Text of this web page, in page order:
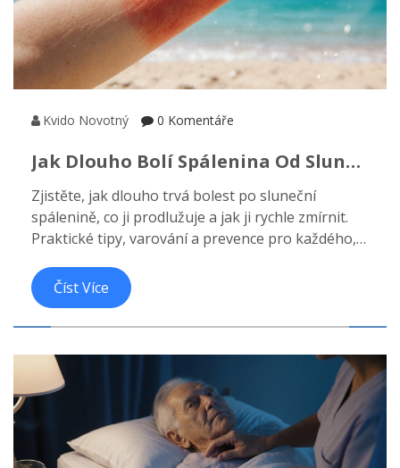
Kvido Novotný 0 Komentáře
Jak Dlouho Bolí Spálenina Od Slunce
Zjistěte, jak dlouho trvá bolest po sluneční
spálenině, co ji prodlužuje a jak ji rychle zmírnit.
Praktické tipy, varování a prevence pro každého,
Číst Více